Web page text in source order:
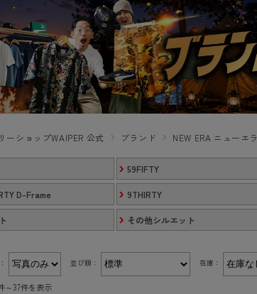
ーショップWAIPER 公式 ブランド NEW ERA ニューエラ
59FIFTY
D-Frame 9THIRTY
その他シルエット
並び順： 在庫：
～37件を表示